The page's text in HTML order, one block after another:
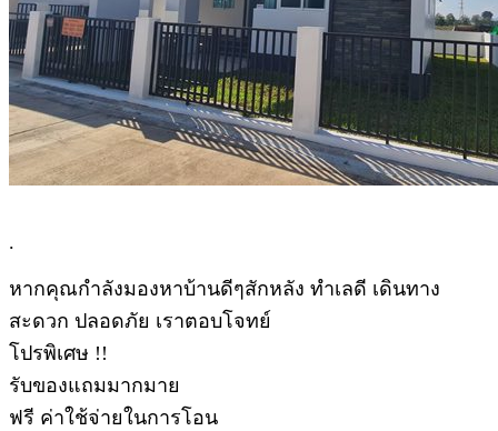
.
หากคุณกำลังมองหาบ้านดีๆสักหลัง ทำเลดี เดินทาง
สะดวก ปลอดภัย เราตอบโจทย์
โปรพิเศษ !!
รับของแถมมากมาย
ฟรี ค่าใช้จ่ายในการโอน